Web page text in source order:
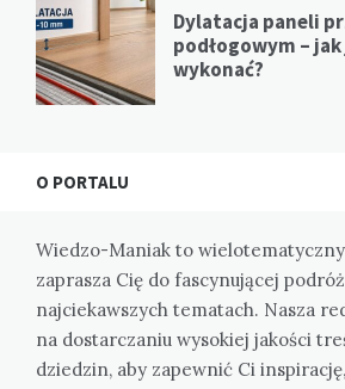
Dylatacja paneli
podłogowym –
wykonać?
O PORTALU
Wiedzo-Maniak to
zaprasza Cię do fascynującej
najciekawszych tematach. Nasza
na dostarczaniu wysokiej jakości
dziedzin, aby zapewnić Ci